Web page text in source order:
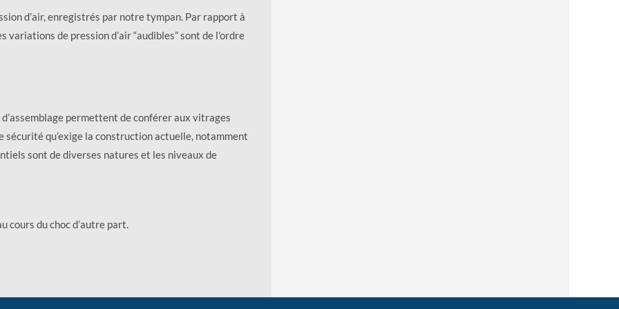
d’air, enregistrés par notre tympan. Par rapport à
variations de pression d’air “audibles” sont de l’ordre
permettent de conférer aux vitrages
sécurité qu’exige la construction actuelle, notamment
sont de diverses natures et les niveaux de
cours du choc d’autre part.